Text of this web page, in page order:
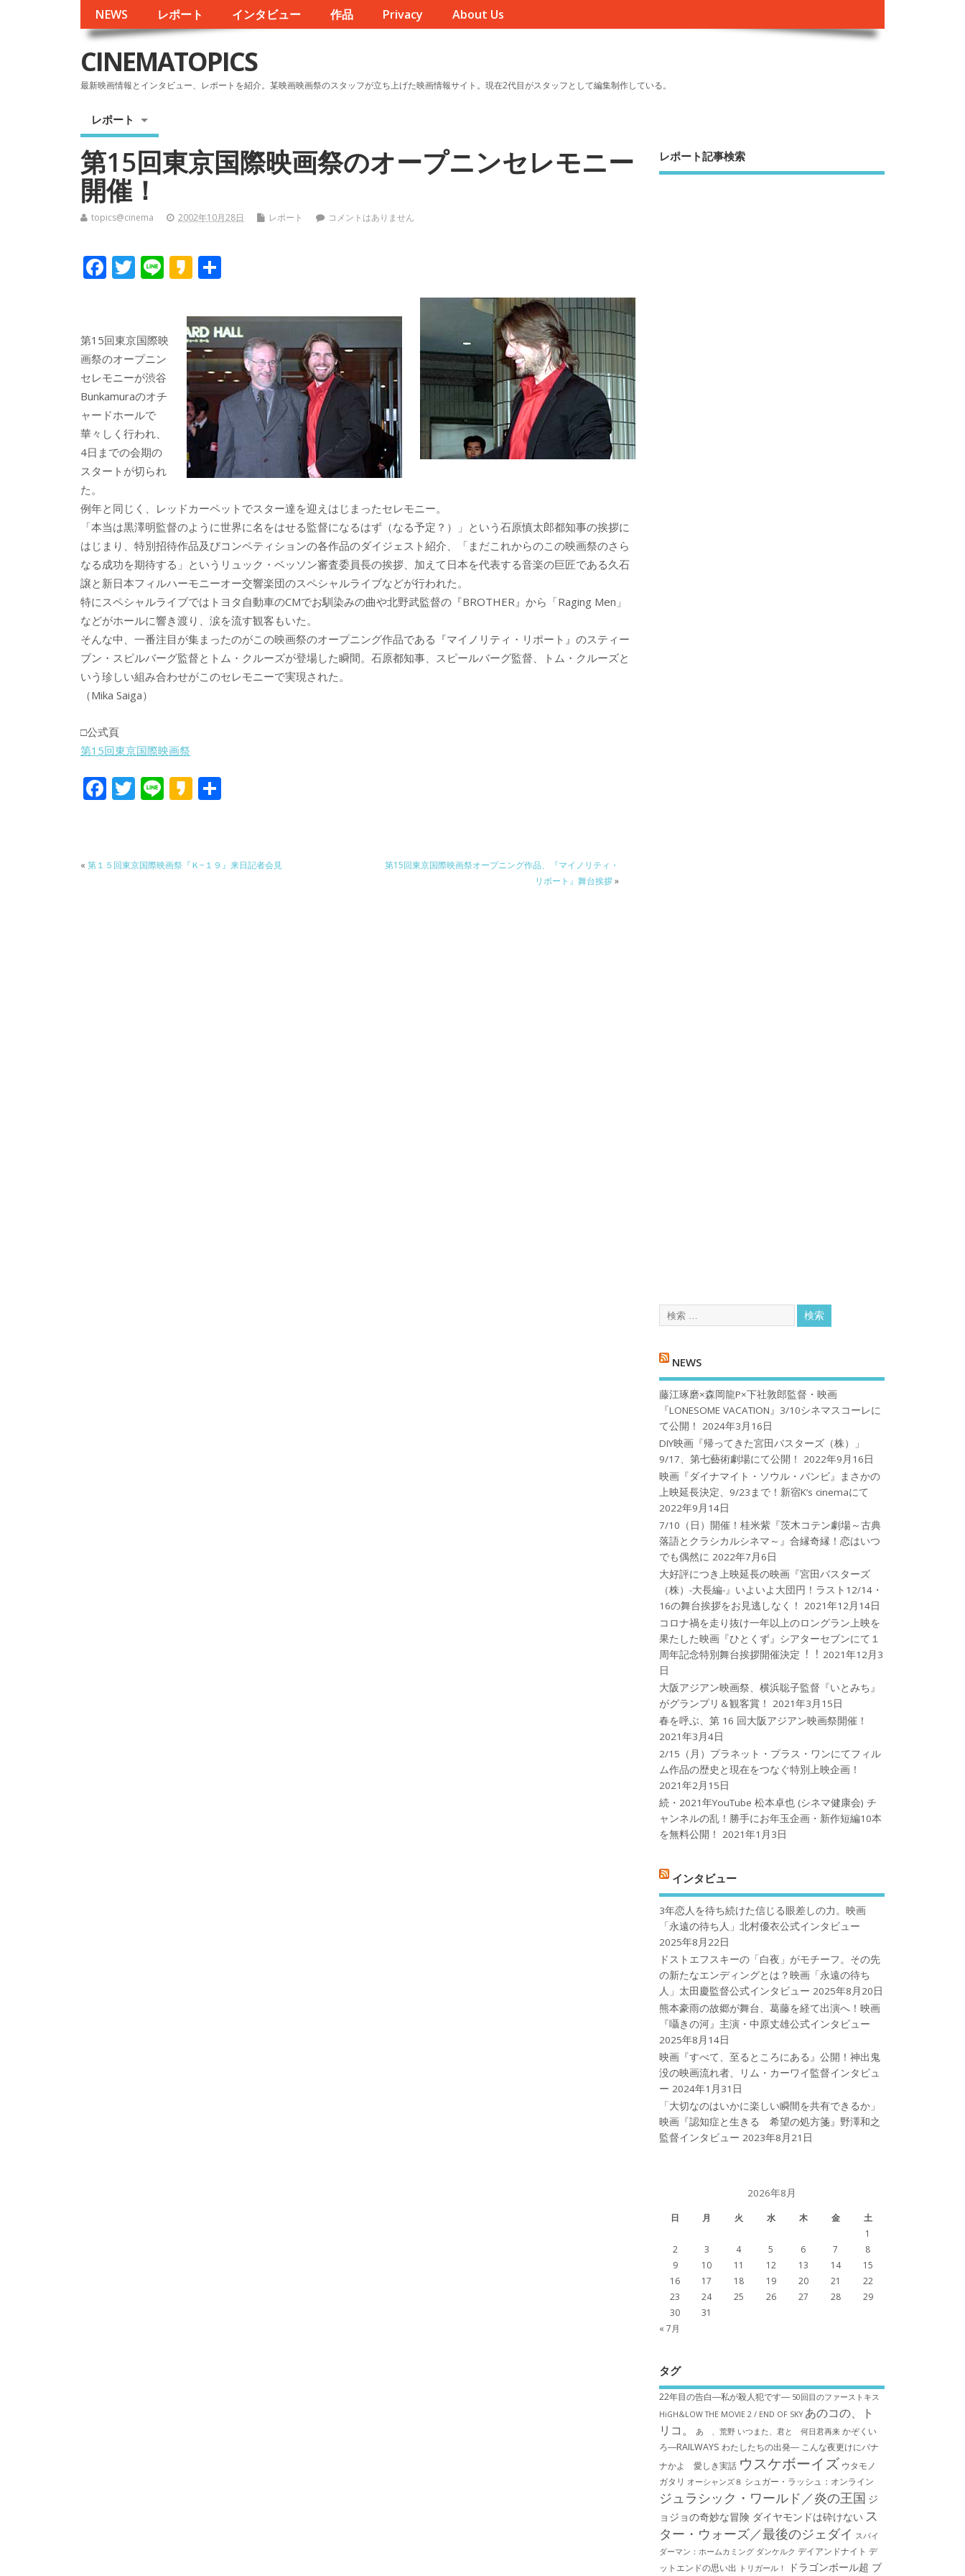
NEWS レポート インタビュー 作品 Privacy About Us
CINEMATOPICS
最新映画情報とインタビュー、レポートを紹介。某映画映画祭のスタッフが立ち上げた映画情報サイト。現在2代目がスタッフとして編集制作している。
レポート
第15回東京国際映画祭のオープニンセレモニー
開催！
topics@cinema 2002年10月28日 レポート コメントはありません
F
b
o
o
k
T
er
Li K
k
a
o
第15回東京国際映
画祭のオープニン
セレモニーが渋谷
Bunkamuraのオチ
ャードホールで
華々しく行われ、
4日までの会期の
スタートが切られ
た。
例年と同じく、レッドカーペットでスター達を迎えはじまったセレモニー。
「本当は黒澤明監督のように世界に名をはせる監督になるはず（なる予定？）」という石原慎太郎都知事の挨拶に
はじまり、特別招待作品及びコンペティションの各作品のダイジェスト紹介、「まだこれからのこの映画祭のさら
なる成功を期待する」というリュック・ベッソン審査委員長の挨拶、加えて日本を代表する音楽の巨匠である久石
譲と新日本フィルハーモニーオー交響楽団のスペシャルライブなどが行われた。
特にスペシャルライブではトヨタ自動車のCMでお馴染みの曲や北野武監督の『BROTHER』から「Raging Men」
などがホールに響き渡り、涙を流す観客もいた。
そんな中、一番注目が集まったのがこの映画祭のオープニング作品である『マイノリティ・リポート』のスティー
ブン・スピルバーグ監督とトム・クルーズが登場した瞬間。石原都知事、スピールバーグ監督、トム・クルーズと
いう珍しい組み合わせがこのセレモニーで実現された。
（Mika Saiga）
□公式頁
第15回東京国際映画祭
F
b
o
T
er
Li K
a
« 第１５回東京国際映画祭『Ｋ−１９』来日記者会見
第15回東京国際映画祭オープニング作品、『マイノリティ・
リポート』舞台挨拶»
レポート記事検索
NEWS
藤江琢磨×森岡龍P×下社敦郎監督・映画
『LONESOME VACATION』3/10シネマスコーレに
て公開！
2024年3月16日
DIY映画『帰ってきた宮田バスターズ（株）」
9/17、第七藝術劇場にて公開！
2022年9月16日
映画『ダイナマイト・ソウル・バンビ』まさかの
上映延長決定、9/23まで！新宿K’s cinemaにて
2022年9月14日
7/10（日）開催！桂米紫『茨木コテン劇場～古典
落語とクラシカルシネマ～』合縁奇縁！恋はいつ
でも偶然に 2022年7月6日
大好評につき上映延長の映画『宮田バスターズ
（株）-大長編-』いよいよ大団円！ラスト12/14・
16の舞台挨拶をお見逃しなく！
2021年12月14日
コロナ禍を⾛り抜け⼀年以上のロングラン上映を
果たした映画『ひとくず』シアターセブンにて１
周年記念特別舞台挨拶開催決定︕︕ 2021年12月3
日
大阪アジアン映画祭、横浜聡子監督『いとみち』
がグランプリ＆観客賞！
2021年3月15日
春を呼ぶ、第 16 回大阪アジアン映画祭開催！
2021年3月4日
2/15（月）プラネット・プラス・ワンにてフィル
ム作品の歴史と現在をつなぐ特別上映企画！
2021年2月15日
続・2021年YouTube 松本卓也 (シネマ健康会) チ
ャンネルの乱！勝手にお年玉企画・新作短編10本
を無料公開！
2021年1月3日
インタビュー
3年恋人を待ち続けた信じる眼差しの力。映画
「永遠の待ち人」北村優衣公式インタビュー
2025年8月22日
ドストエフスキーの「白夜」がモチーフ。その先
の新たなエンディングとは？映画「永遠の待ち
人」太田慶監督公式インタビュー 2025年8月20日
熊本豪雨の故郷が舞台、葛藤を経て出演へ！映画
『囁きの河』主演・中原丈雄公式インタビュー
2025年8月14日
映画『すべて、至るところにある』公開！神出鬼
没の映画流れ者、リム・カーワイ監督インタビュ
ー 2024年1月31日
「大切なのはいかに楽しい瞬間を共有できるか」
映画『認知症と生きる 希望の処方箋』野澤和之
監督インタビュー 2023年8月21日
2026年8月
日 月 火 水 木 金
土
1
2
3 4 5 6 7
8
9
10 11 12 13 14
15
16
17 18 19 20 21
22
23
24 25 26 27 28
29
30
31
« 7月
タグ
22年目の告白―私が殺人犯です― 50回目のファーストキス
HiGH&LOW THE MOVIE 2 / END OF SKY あのコの、ト
リコ。
あゝ、荒野 いつまた、君と 何日君再来 かぞくい
ろ―RAILWAYS わたしたちの出発― こんな夜更けにバナ
ナかよ 愛しき実話 ウスケボーイズ ウタモノ
ガタリ オーシャンズ８ シュガー・ラッシュ：オ​ンライン
ジュラシック・ワールド／炎の王国 ジ
ョジョの奇妙な冒険 ダイヤモンドは砕けない ス
ター・ウォーズ／最後のジェダイ スパイ
ダーマン：ホームカミング ダンケルク デイアンドナイト デ
ットエンドの思い出
トリガール！ ドラゴンボール超 ブ